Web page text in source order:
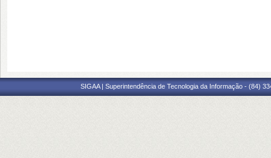
SIGAA | Superintendência de Tecnologia da Informação - (84)